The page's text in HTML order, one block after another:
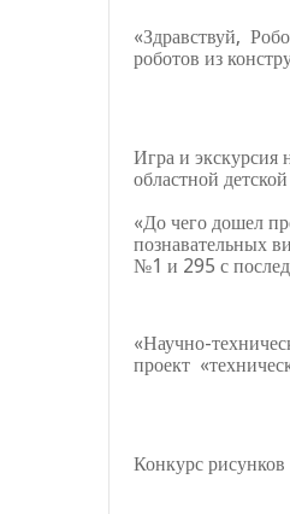
«Здравствуй,
роботов из
Игра и экскурсия
областной
«До чего дошел
познавательных
№1 и 295 с
«Научно-
проект
Конкурс